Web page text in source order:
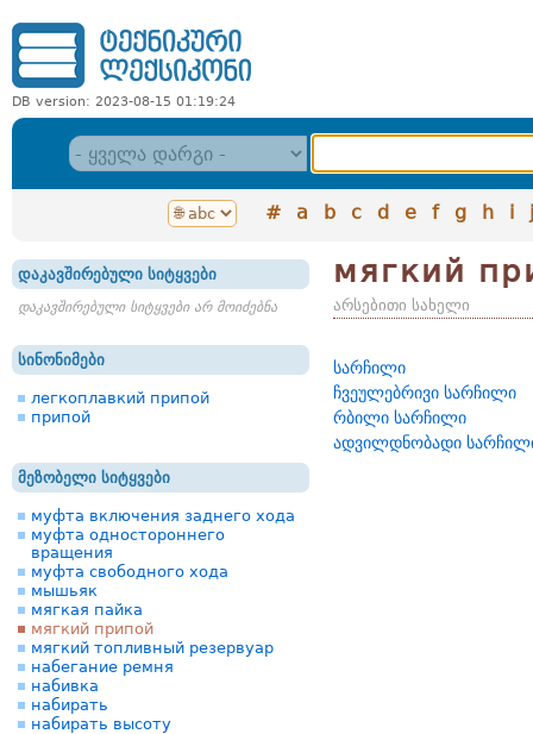
DB version: 2023-08-15 01:19:24
# a b c d e f g h i j
დაკავშირებული სიტყვები
დაკავშირებული სიტყვები არ მოიძებნა
სინონიმები
легкоплавкий припой
припой
მეზობელი სიტყვები
муфта включения заднего хода
муфта одностороннего
вращения
муфта свободного хода
мышьяк
мягкая пайка
мягкий припой
мягкий топливный резервуар
набегание ремня
набивка
набирать
набирать высоту
мягкий
არსებითი სახელი
სარჩილი
ჩვეულებრივი სარჩილი
რბილი სარჩილი
ადვილდნობადი